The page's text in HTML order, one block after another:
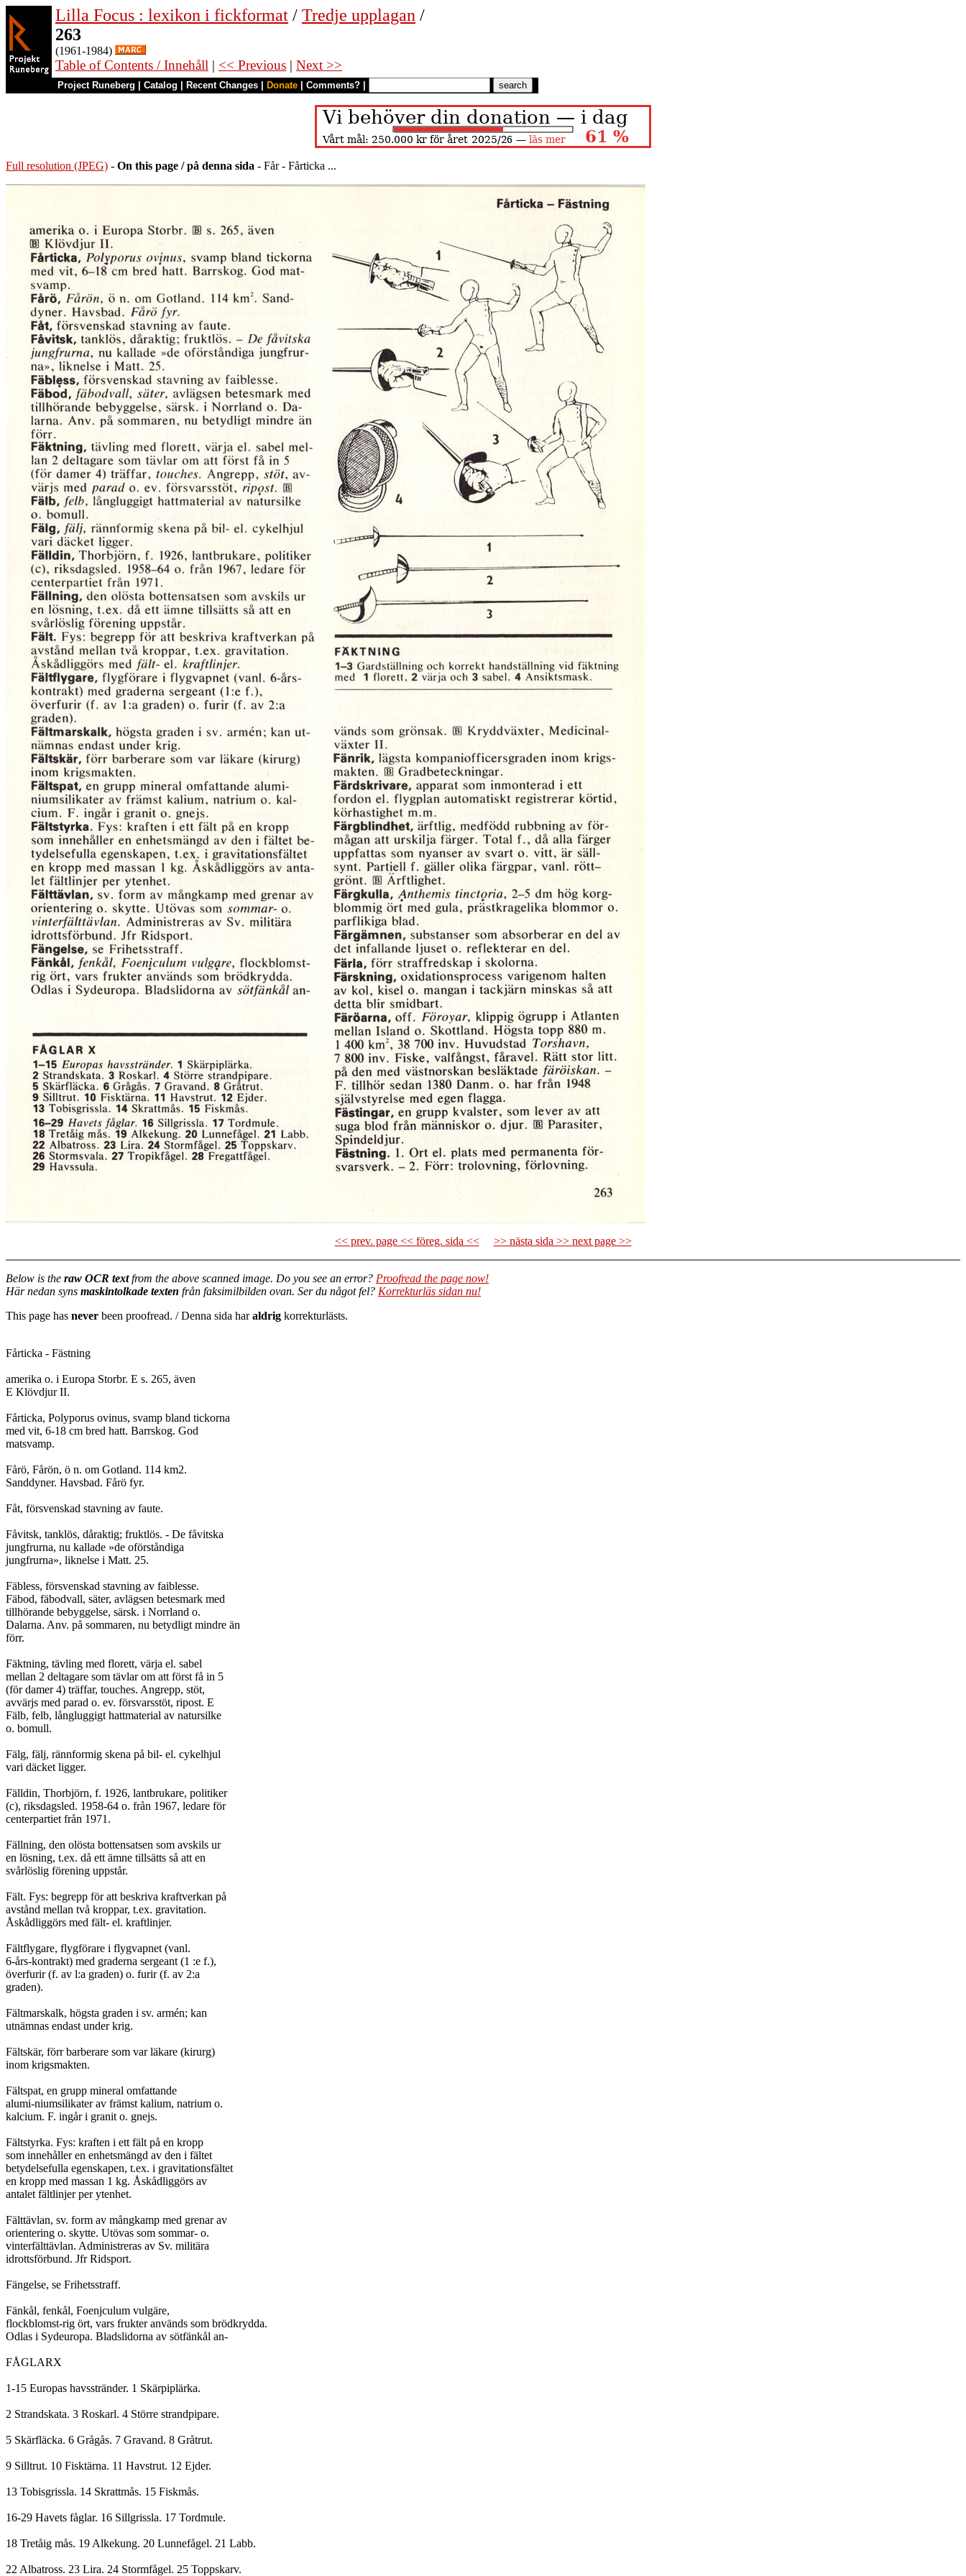
Lilla Focus : lexikon i fickformat / Tredje upplagan /
263
(1961-1984)
Table of Contents / Innehåll | << Previous | Next >>
Project Runeberg Catalog Recent Changes Donate Comments?
Full resolution (JPEG) - On this page / på denna sida - Får - Fårticka ...
<< prev. page << föreg. sida << >> nästa sida >> next page >>
Below is the raw OCR textfrom the above scanned image. Do you see an error? Proofread the page now!
Här nedan syns maskintolkade texten från faksimilbilden ovan. Ser du något fel? Korrekturläs sidan nu!
This page has never been proofread. / Denna sida haraldrig korrekturlästs.
Fårticka - Fästning
amerika o. i Europa Storbr. E s. 265, även
E Klövdjur II.
Fårticka, Polyporus ovinus, svamp bland tickorna
med vit, 6-18 cm bred hatt. Barrskog. God
matsvamp.
Fårö, Fårön, ö n. om Gotland. 114 km2.
Sanddyner. Havsbad. Fårö fyr.
Fåt, försvenskad stavning av faute.
Fåvitsk, tanklös, dåraktig; fruktlös. - De fåvitska
jungfrurna, nu kallade »de oförståndiga
jungfrurna», liknelse i Matt. 25.
Fäbless, försvenskad stavning av faiblesse.
Fäbod, fäbodvall, säter, avlägsen betesmark med
tillhörande bebyggelse, särsk. i Norrland o.
Dalarna. Anv. på sommaren, nu betydligt mindre än
förr.
Fäktning, tävling med florett, värja el. sabel
mellan 2 deltagare som tävlar om att först få in 5
(för damer 4) träffar, touches. Angrepp, stöt,
avvärjs med parad o. ev. försvarsstöt, ripost. E
Fälb, felb, långluggigt hattmaterial av natursilke
o. bomull.
Fälg, fälj, rännformig skena på bil- el. cykelhjul
vari däcket ligger.
Fälldin, Thorbjörn, f. 1926, lantbrukare, politiker
(c), riksdagsled. 1958-64 o. från 1967, ledare för
centerpartiet från 1971.
Fällning, den olösta bottensatsen som avskils ur
en lösning, t.ex. då ett ämne tillsätts så att en
svårlöslig förening uppstår.
Fält. Fys: begrepp för att beskriva kraftverkan på
avstånd mellan två kroppar, t.ex. gravitation.
Åskådliggörs med fält- el. kraftlinjer.
Fältflygare, flygförare i flygvapnet (vanl.
6-års-kontrakt) med graderna sergeant (1 :e f.),
överfurir (f. av l:a graden) o. furir (f. av 2:a
graden).
Fältmarskalk, högsta graden i sv. armén; kan
utnämnas endast under krig.
Fältskär, förr barberare som var läkare (kirurg)
inom krigsmakten.
Fältspat, en grupp mineral omfattande
alumi-niumsilikater av främst kalium, natrium o.
kalcium. F. ingår i granit o. gnejs.
Fältstyrka. Fys: kraften i ett fält på en kropp
som innehåller en enhetsmängd av den i fältet
betydelsefulla egenskapen, t.ex. i gravitationsfältet
en kropp med massan 1 kg. Åskådliggörs av
antalet fältlinjer per ytenhet.
Fälttävlan, sv. form av mångkamp med grenar av
orientering o. skytte. Utövas som sommar- o.
vinterfälttävlan. Administreras av Sv. militära
idrottsförbund. Jfr Ridsport.
Fängelse, se Frihetsstraff.
Fänkål, fenkål, Foenjculum vulgäre,
flockblomst-rig ört, vars frukter används som brödkrydda.
Odlas i Sydeuropa. Bladslidorna av sötfänkål an-
FÅGLARX
1-15 Europas havsstränder. 1 Skärpiplärka.
2 Strandskata. 3 Roskarl. 4 Större strandpipare.
5 Skärfläcka. 6 Grågås. 7 Gravand. 8 Gråtrut.
9 Silltrut. 10 Fisktärna. 11 Havstrut. 12 Ejder.
13 Tobisgrissla. 14 Skrattmås. 15 Fiskmås.
16-29 Havets fåglar. 16 Sillgrissla. 17 Tordmule.
18 Tretåig mås. 19 Alkekung. 20 Lunnefågel. 21 Labb.
22 Albatross. 23 Lira. 24 Stormfågel. 25 Toppskarv.